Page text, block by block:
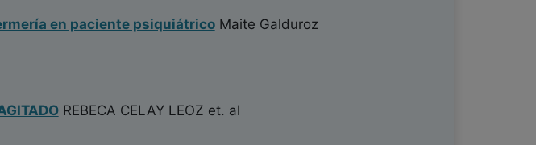
en paciente psiquiátricoMaite Galduroz
REBECA CELAY LEOZ et. al